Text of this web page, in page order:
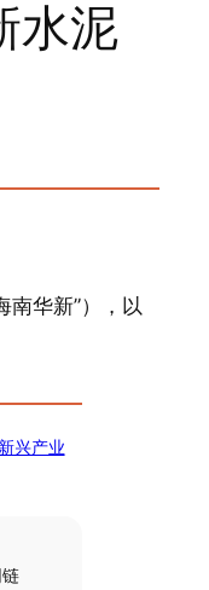
水泥
南华新”），以
兴产业